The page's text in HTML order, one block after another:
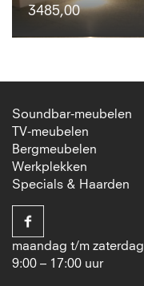
3485,00
Soundbar-meubelen
TV-meubelen
Bergmeubelen
Werkplekken
Specials & Haarden
maandag t/m zaterdag
9:00 – 17:00 uur